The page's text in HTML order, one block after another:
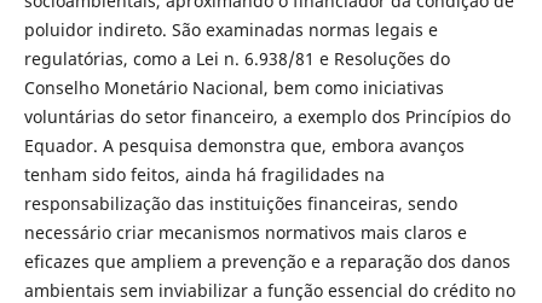
poluidor indireto. São examinadas normas legais e
regulatórias, como a Lei n. 6.938/81 e Resoluções do
Conselho Monetário Nacional, bem como iniciativas
voluntárias do setor financeiro, a exemplo dos Princípios do
Equador. A pesquisa demonstra que, embora avanços
tenham sido feitos, ainda há fragilidades na
responsabilização das instituições financeiras, sendo
necessário criar mecanismos normativos mais claros e
eficazes que ampliem a prevenção e a reparação dos danos
ambientais sem inviabilizar a função essencial do crédito no